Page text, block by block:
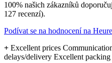
100% našich zákazníků
127 recenzí).
Podívat se na hodnocení na
+ Excellent prices
delays/delivery Excellent